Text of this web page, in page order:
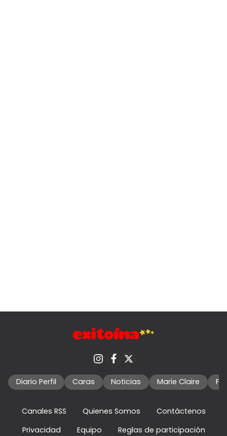
Diario Perfil Caras Noticias Marie Claire
Canales RSS Quienes Somos
Contáctenos
Privacidad
Equipo Reglas de participación